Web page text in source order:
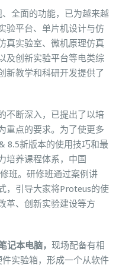
全面的功能，已为越来越
验平台、单片机设计与仿
真实验室、微机原理仿真
及创新实验平台等电类综
新教学和科研开发提供了
不断深入，已提出了以培
重点的要求。为了使更多
8.5新版本的使用技巧和最
培养课程体系，中国
班。研修班通过案例讲
，引导大家将Proteus的使
革、创新实验建设等方
记本电脑， 现场配备有相
实验箱，形成一个从软件